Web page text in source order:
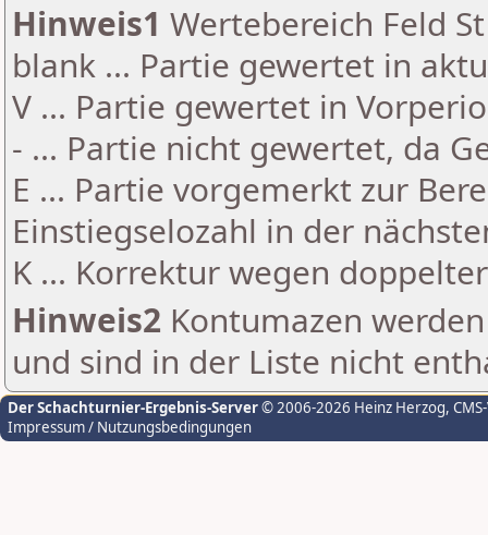
Hinweis1 Wertebereich Feld
blank ... Partie gewertet in
V ... Partie gewertet in
- ... Partie nicht gewertet, da
E ... Partie vorgemerkt zur
Einstiegselozahl in der
K ... Korrektur wegen
Hinweis2 Kontumazen
und sind in der Liste nicht
Der Schachturnier-Ergebnis-Server© 2006-2026 Heinz Herzog,
Impressum / Nutzungsbedingungen